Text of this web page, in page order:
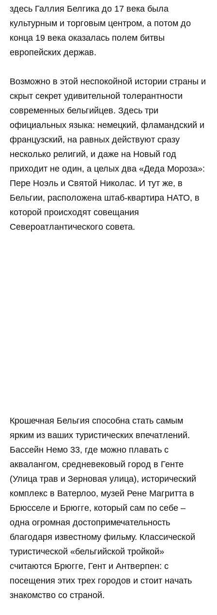
здесь Галлия Белгика до 17 века была
культурным и торговым центром, а потом до
конца 19 века оказалась полем битвы
европейских держав.
Возможно в этой неспокойной истории страны и
скрыт секрет удивительной толерантности
современных бельгийцев. Здесь три
официальных языка: немецкий, фламандский и
французский, на равных действуют сразу
несколько религий, и даже на Новый год
приходит не один, а целых два «Деда Мороза»:
Пере Ноэль и Святой Николас. И тут же, в
Бельгии, расположена штаб-квартира НАТО, в
которой происходят совещания
Североатлантического совета.
Крошечная Бельгия способна стать самым
ярким из ваших туристических впечатлений.
Бассейн Немо 33, где можно плавать с
аквалангом, средневековый город в Генте
(Улица трав и Зерновая улица), исторический
комплекс в Ватерлоо, музей Рене Магритта в
Брюсселе и Брюгге, который сам по себе –
одна огромная достопримечательность
благодаря известному фильму. Классической
туристической «бельгийской тройкой»
считаются Брюгге, Гент и Антверпен: с
посещения этих трех городов и стоит начать
знакомство со страной.